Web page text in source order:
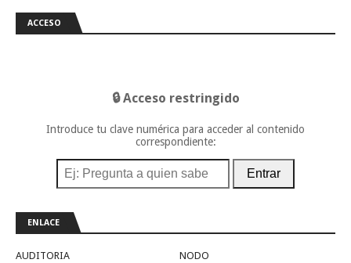
ACCESO
🔒 Acceso restringido
Introduce tu clave numérica para acceder al contenido
correspondiente:
Entrar
ENLACE
AUDITORIA
NODO